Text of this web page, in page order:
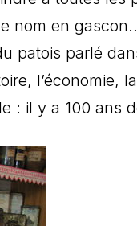
nom en
patois parlé
l’économie,
: il y a 100 ans